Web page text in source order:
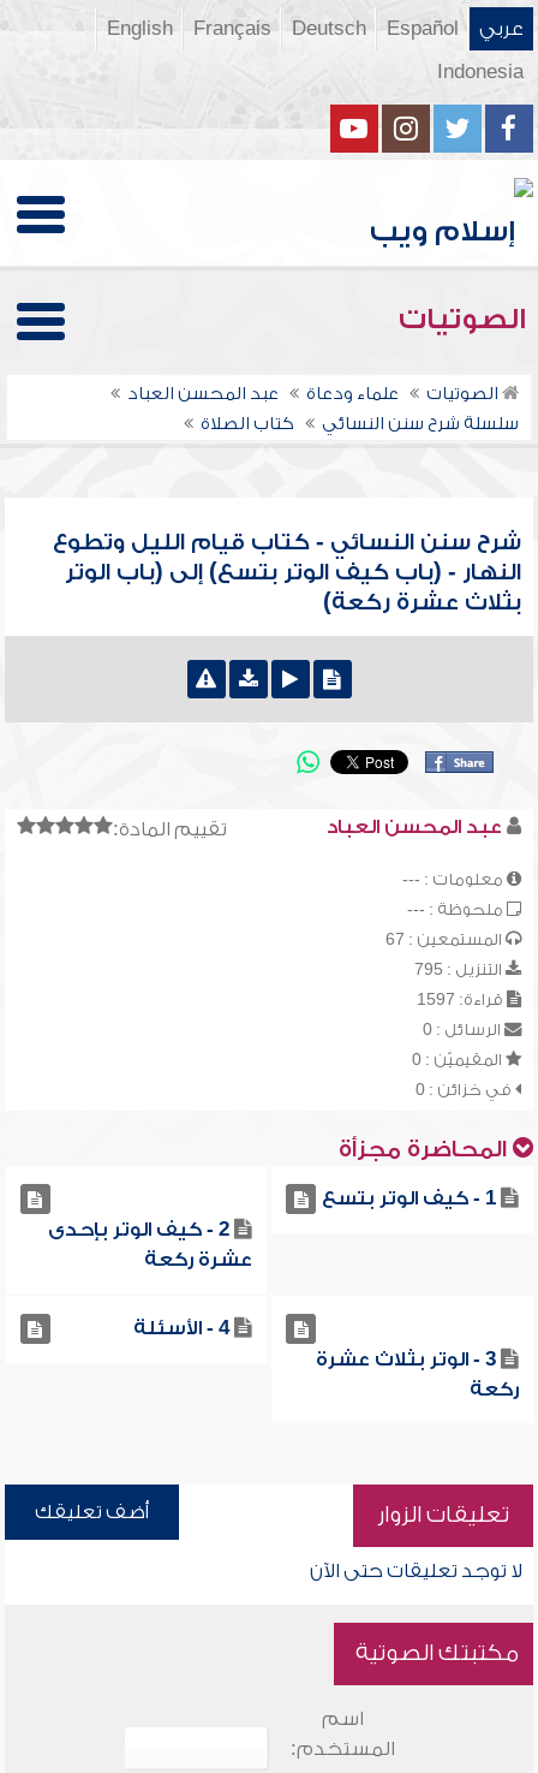
عربي Español
Deutsch
Français
English
Indonesia
الصوتيات
الصوتيات علماء ودعاة
عبد المحسن العباد
سلسلة شرح سنن النسائي
كتاب الصلاة
شرح سنن النسائي - كتاب قيام الليل وتطوع
النهار - (باب كيف الوتر بتسع) إلى (باب الوتر
بثلاث عشرة ركعة)
تقييم المادة: عبد المحسن العباد
معلومات : ---
ملحوظة : ---
المستمعين : 67
التنزيل : 795
قراءة: 1597
الرسائل : 0
المقيميّن : 0
في خزائن : 0
المحاضرة مجزأة
1 - كيف الوتر بتسع
2 - كيف الوتر بإحدى
عشرة ركعة
3 - الوتر بثلاث عشرة
ركعة
4 - الأسئلة
تعليقات الزوار أضف تعليقك
لا توجد تعليقات حتى الآن
مكتبتك الصوتية
اسم
المستخدم: